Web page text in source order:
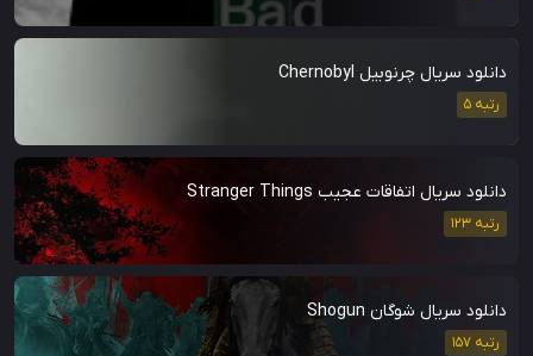
دانلود سریال چرنوبیل Chernobyl
رتبه 5
دانلود سریال اتفاقات عجیب Stranger Things
رتبه 123
دانلود سریال شوگان Shogun
رتبه 157